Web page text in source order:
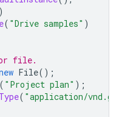
)
( "Drive samples" )
file.
File();
( "Project plan" );
( "application/